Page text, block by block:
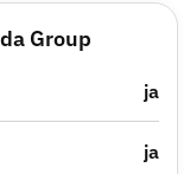
Group
ja
ja